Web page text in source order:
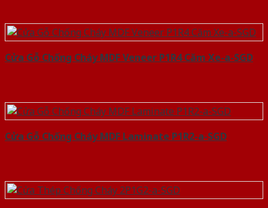
Cửa Gỗ Chống Cháy MDF Veneer P1R4 Căm Xe-a-SGD
Cửa Gỗ Chống Cháy MDF Laminate P1R2-a-SGD